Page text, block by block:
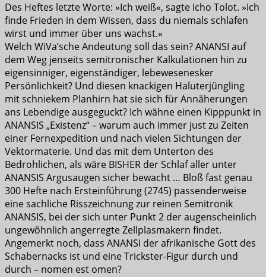
Des Heftes letzte Worte: »Ich weiß«, sagte Icho Tolot. »Ich
finde Frieden in dem Wissen, dass du niemals schlafen
wirst und immer über uns wachst.«
Welch WiVa’sche Andeutung soll das sein? ANANSI auf
dem Weg jenseits semitronischer Kalkulationen hin zu
eigensinniger, eigenständiger, lebewesenesker
Persönlichkeit? Und diesen knackigen Haluterjüngling
mit schniekem Planhirn hat sie sich für Annäherungen
ans Lebendige ausgeguckt? Ich wähne einen Kipppunkt in
ANANSIS „Existenz“ – warum auch immer just zu Zeiten
einer Fernexpedition und nach vielen Sichtungen der
Vektormaterie. Und das mit dem Unterton des
Bedrohlichen, als wäre BISHER der Schlaf aller unter
ANANSIS Argusaugen sicher bewacht … Bloß fast genau
300 Hefte nach Ersteinführung (2745) passenderweise
eine sachliche Risszeichnung zur reinen Semitronik
ANANSIS, bei der sich unter Punkt 2 der augenscheinlich
ungewöhnlich angerregte Zellplasmakern findet.
Angemerkt noch, dass ANANSI der afrikanische Gott des
Schabernacks ist und eine Trickster-Figur durch und
durch – nomen est omen?